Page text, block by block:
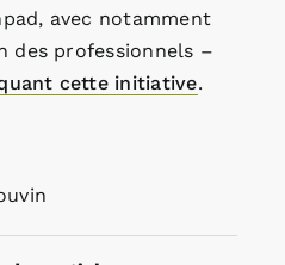
avec notamment
des professionnels –
cette initiative.